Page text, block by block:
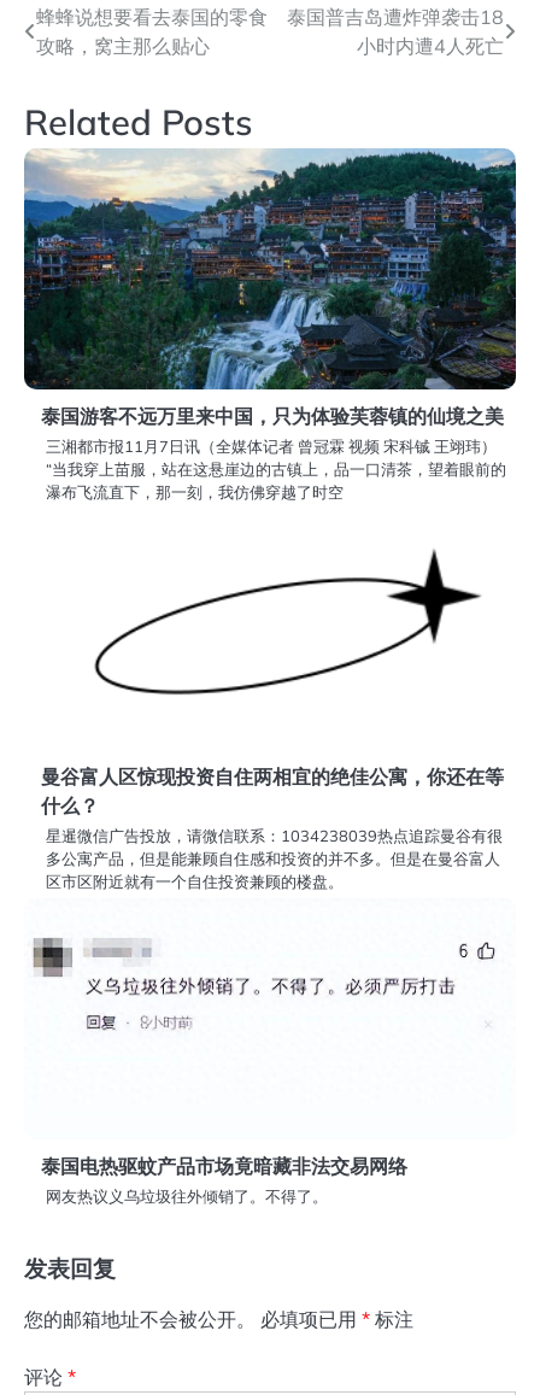
文
章
导
航
蜂蜂说想要看去泰国的零食
攻略，窝主那么贴心
泰国普吉岛遭炸弹袭击18
小时内遭4人死亡
Related Posts
泰国游客不远万里来中国，只为体验芙蓉镇的仙境之美
三湘都市报11月7日讯（全媒体记者 曾冠霖 视频 宋科铖 王翊玮）
“当我穿上苗服，站在这悬崖边的古镇上，品一口清茶，望着眼前的
瀑布飞流直下，那一刻，我仿佛穿越了时空
曼谷富人区惊现投资自住两相宜的绝佳公寓，你还在等
什么？
星暹微信广告投放，请微信联系：1034238039热点追踪曼谷有很
多公寓产品，但是能兼顾自住感和投资的并不多。但是在曼谷富人
区市区附近就有一个自住投资兼顾的楼盘。
泰国电热驱蚊产品市场竟暗藏非法交易网络
网友热议义乌垃圾往外倾销了。不得了。
发表回复
您的邮箱地址不会被公开。 必填项已用 * 标注
评论 *